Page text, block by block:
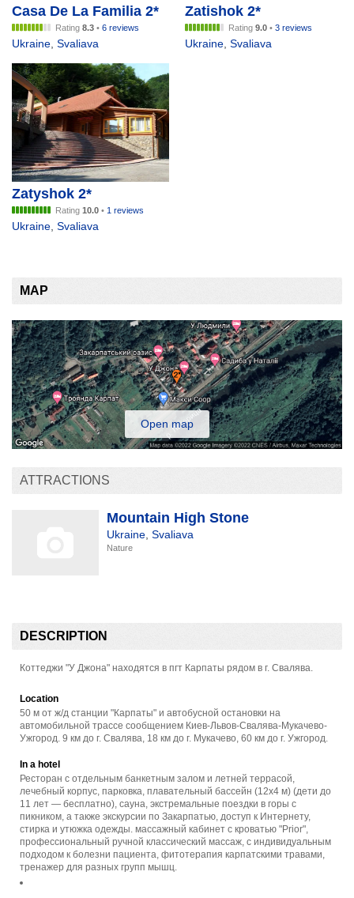
Casa De La Familia 2*
Rating 8.3 • 6 reviews
Ukraine, Svaliava
Zatishok 2*
Rating 9.0 • 3 reviews
Ukraine, Svaliava
Zatyshok 2*
Rating 10.0 • 1 reviews
Ukraine Svaliava
MAP
Open map
ATTRACTIONS
Mountain High Stone
Ukraine Svaliava
Nature
DESCRIPTION
Коттеджи "У Джона" находятся в пгт Карпаты рядом в г. Свалява.
Location
50 м от ж/д станции "Карпаты" и автобусной остановки на
автомобильной трассе сообщением Киев-Львов-Свалява-Мукачево-
Ужгород. 9 км до г. Свалява, 18 км до г. Мукачево, 60 км до г. Ужгород.
In a hotel
Ресторан с отдельным банкетным залом и летней террасой,
лечебный корпус, парковка, плавательный бассейн (12х4 м) (дети до
11 лет — бесплатно), сауна, экстремальные поездки в горы с
пикником, а также экскурсии по Закарпатью, доступ к Интернету,
стирка и утюжка одежды. массажный кабинет с кроватью "Prior",
профессиональный ручной классический массаж, с индивидуальным
подходом к болезни пациента, фитотерапия карпатскими травами,
тренажер для разных групп мышц.